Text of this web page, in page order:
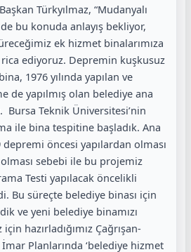
Türkyılmaz, “Mudanyalı
bu konuda anlayış bekliyor,
ek hizmet binalarımıza
ediyoruz. Depremin kuşkusuz
1976 yılında yapılan ve
de yapılmış olan belediye ana
Bursa Teknik Üniversitesi’nin
ile bina tespitine başladık. Ana
öncesi yapılardan olması
sebebi ile bu projemiz
Testi yapılacak öncelikli
Bu süreçte belediye binası için
ve yeni belediye binamızı
hazırladığımız Çağrışan-
Planlarında ‘belediye hizmet